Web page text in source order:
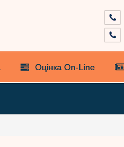
Оцінка On-Line